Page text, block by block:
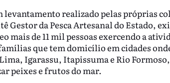
levantamento realizado pelas próprias
Gestor da Pesca Artesanal do Estado,
mais de 11 mil pessoas exercendo a
que tem domicílio em cidades
Igarassu, Itapissuma e Rio
peixes e frutos do mar.